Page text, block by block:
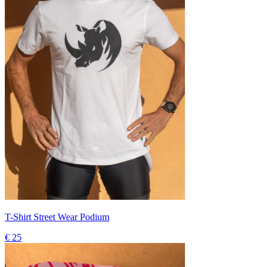
T-Shirt Street Wear Podium
€ 25